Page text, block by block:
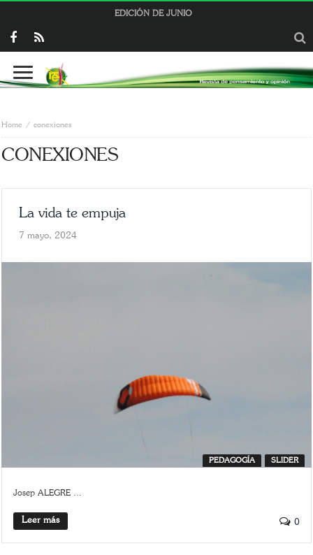
EDICIÓN DE JUNIO
Home conexiones
CONEXIONES
La vida te empuja
7 mayo, 2024
PEDAGOGÍA SLIDER
Josep ALEGRE ...
Leer más 0